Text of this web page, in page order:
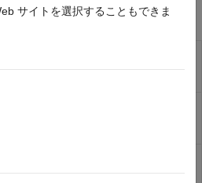
in
R2023b)
サイトを選択することもできま